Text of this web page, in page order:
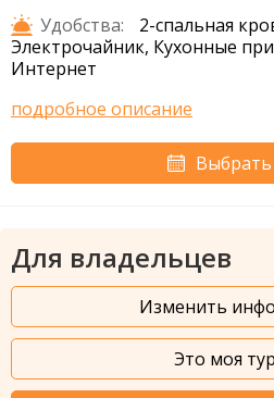
Удобства:
2-спальная
Электрочайник, Кухонные
Интернет
подробное описание
Для владельцев
Изменить
Это моя